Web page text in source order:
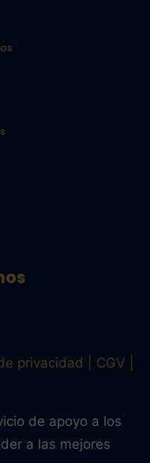
privacidad
CGV
de apoyo a los
a las mejores